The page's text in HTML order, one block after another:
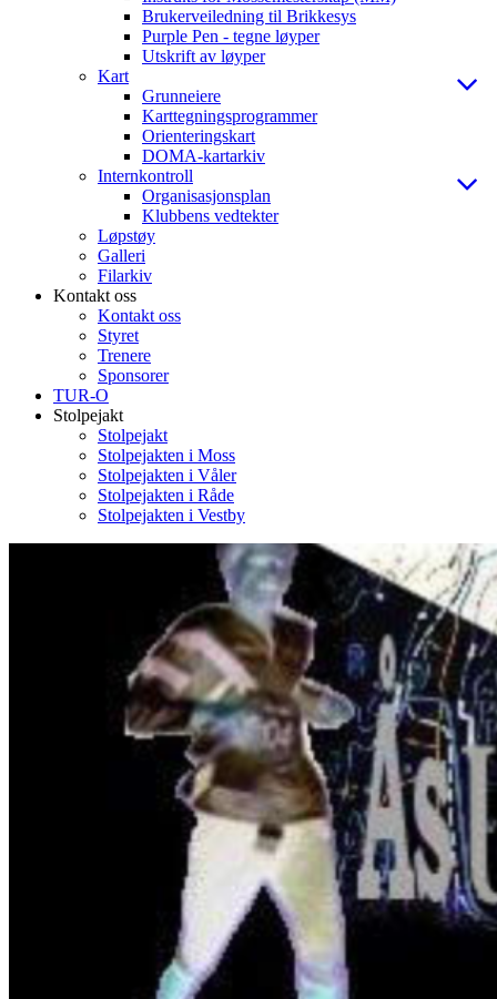
Brukerveiledning til Brikkesys
Purple Pen - tegne løyper
Utskrift av løyper
Kart
Grunneiere
Karttegningsprogrammer
Orienteringskart
DOMA-kartarkiv
Internkontroll
Organisasjonsplan
Klubbens vedtekter
Løpstøy
Galleri
Filarkiv
Kontakt oss
Kontakt oss
Styret
Trenere
Sponsorer
TUR-O
Stolpejakt
Stolpejakt
Stolpejakten i Moss
Stolpejakten i Våler
Stolpejakten i Råde
Stolpejakten i Vestby